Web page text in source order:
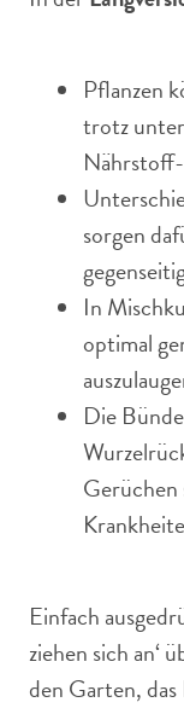
Pflanzen
trotz
sorgen
In
optimal
Die
Einfach
ziehen sich an‘
den Garten,